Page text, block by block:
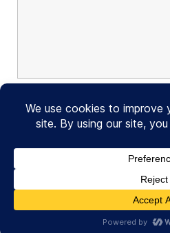
© 2026Foncier Solidaire